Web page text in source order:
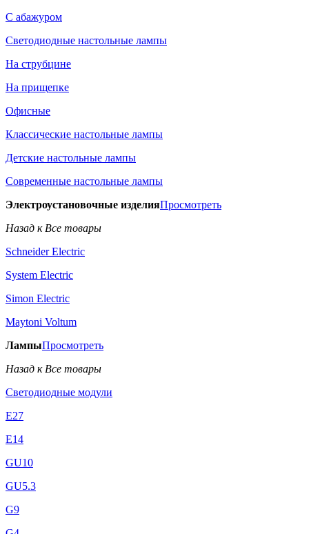
С абажуром
Светодиодные настольные лампы
На струбцине
На прищепке
Офисные
Классические настольные лампы
Детские настольные лампы
Современные настольные лампы
Электроустановочные изделияПросмотреть
Назад к Все товары
Schneider Electric
System Electric
Simon Electric
Maytoni Voltum
ЛампыПросмотреть
Назад к Все товары
Светодиодные модули
E27
E14
GU10
GU5.3
G9